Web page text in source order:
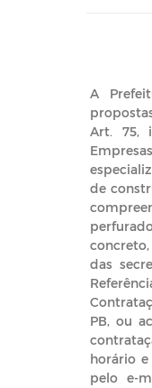
A
Art. 75,
de
das
PB, ou
horário
pelo e-